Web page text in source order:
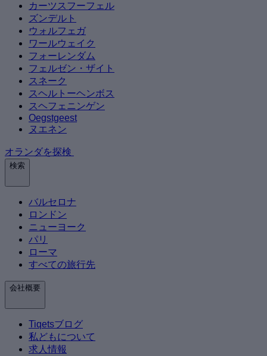
カーツスフーフェル
ズンデルト
ウォルフェガ
ワールウェイク
フォーレンダム
フェルゼン・ザイト
スネーク
スヘルトーヘンボス
スヘフェニンゲン
Oegstgeest
ヌエネン
オランダを探検
検索
バルセロナ
ロンドン
ニューヨーク
パリ
ローマ
すべての旅行先
会社概要
Tiqetsブログ
私どもについて
求人情報